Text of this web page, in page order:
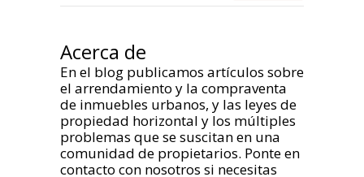
Acerca de
En el blog publicamos artículos sobre
el arrendamiento y la compraventa
de inmuebles urbanos, y las leyes de
propiedad horizontal y los múltiples
problemas que se suscitan en una
comunidad de propietarios. Ponte en
contacto con nosotros si necesitas